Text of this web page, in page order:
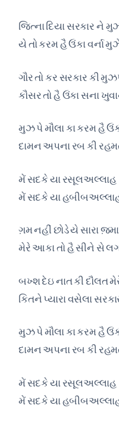
જિત્ના દિયા સરકાર ને
યે તો કરમ હૈ ઉંકા વર્ના
ગૌર તો કર સરકાર કી
કૌસર તો હૈ ઉંકા સના
મુઝ પે મૌલા કા કરમ હૈ
દામન અપના રબ કી
મેં સદકે યા રસૂલઅલ્લાહ
મેં સદકે યા
ગ઼મ નહીં છોડે યે સારા
મેરે આકા તો હૈ સીને સે
બખ્શ દેઇ નાત કી દૌલત
કિતને પ્યારા વસેલા
મુઝ પે મૌલા કા કરમ હૈ
દામન અપના રબ કી
મેં સદકે યા રસૂલઅલ્લાહ
મેં સદકે યા